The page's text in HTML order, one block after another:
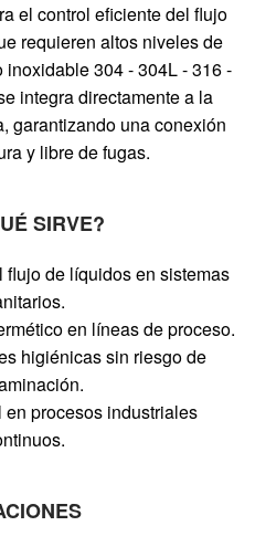
el control eficiente del flujo
requieren altos niveles de
304 - 304L - 316 -
integra directamente a la
garantizando una conexión
y libre de fugas.
SIRVE?
flujo de líquidos en sistemas
en líneas de proceso.
higiénicas sin riesgo de
procesos industriales